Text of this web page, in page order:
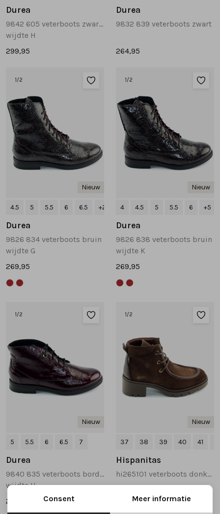
Durea
9842 605 veterboots zwart combinatie
wijdte H
299,95
Durea
9832 839 veterboots zwart
264,95
1 /2
Nieuw
4.5 5 5.5 6 6.5 +2
Durea
9826 834 veterboots bruin
wijdte G
269,95
1 /2
Nieuw
4 4.5 5 5.5 6 +5
Durea
9826 838 veterboots bruin
wijdte K
269,95
1 /2
Nieuw
5 5.5 6 6.5 7
Durea
9840 835 veterboots bordeaux
wijdte H
259,95
1 /2
Nieuw
37 38 39 40 41
Hispanitas
hi265101 veterboots donkerbruin
159,95
Consent Meer informatie